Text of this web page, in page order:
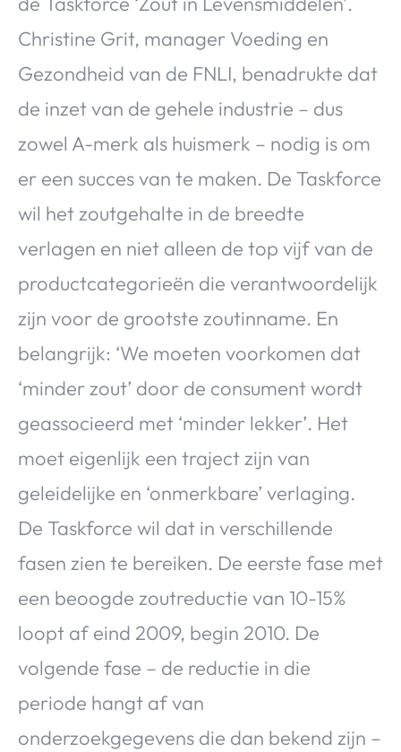
Christine Grit, manager Voeding en
Gezondheid van de FNLI, benadrukte dat
de inzet van de gehele industrie – dus
zowel A-merk als huismerk – nodig is om
er een succes van te maken. De Taskforce
wil het zoutgehalte in de breedte
verlagen en niet alleen de top vijf van de
productcategorieën die verantwoordelijk
zijn voor de grootste zoutinname. En
belangrijk: ‘We moeten voorkomen dat
‘minder zout’ door de consument wordt
geassocieerd met ‘minder lekker’. Het
moet eigenlijk een traject zijn van
geleidelijke en ‘onmerkbare’ verlaging.
De Taskforce wil dat in verschillende
fasen zien te bereiken. De eerste fase met
een beoogde zoutreductie van 10-15%
loopt af eind 2009, begin 2010. De
volgende fase – de reductie in die
periode hangt af van
onderzoekgegevens die dan bekend zijn –